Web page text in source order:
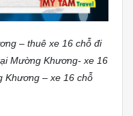
– thuê xe 16 chỗ đi
Mường Khương- xe 16
Khương – xe 16 chỗ